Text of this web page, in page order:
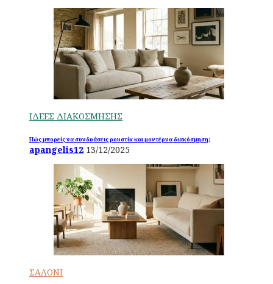
ΙΔΕΕΣ ΔΙΑΚΟΣΜΗΣΗΣ
Πώς μπορείς να συνδυάσεις ρουστίκ και μοντέρνα διακόσμηση;
apangelis12 13/12/2025
ΣΑΛΟΝΙ